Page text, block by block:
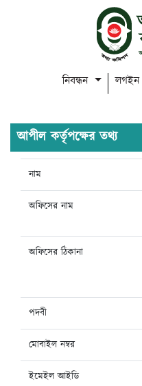
নিবন্ধন লগইন
আপীল কর্তৃপক্ষের তথ্য
নাম
অফিসের নাম
অফিসের ঠিকানা
পদবী
মোবাইল নম্বর
ইমেইল আইডি